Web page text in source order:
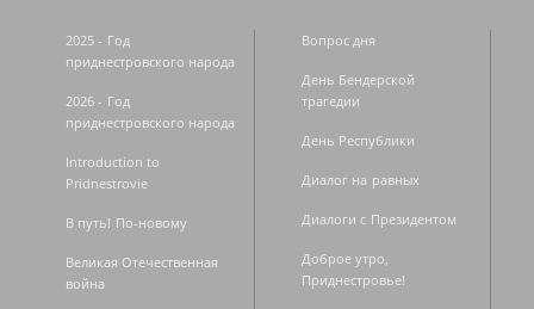
2025 - Год
приднестровского народа
2026 - Год
приднестровского народа
Introduction to
Pridnestrovie
В путь! По-новому
Великая Отечественная
война
Вопрос дня
День Бендерской
трагедии
День Республики
Диалог на равных
Диалоги с Президентом
Доброе утро,
Приднестровье!